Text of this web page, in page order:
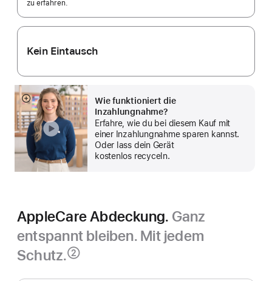
zu erfahren.
Kein Eintausch
Wie funktioniert die
Inzahlungnahme?
Erfahre, wie du bei diesem Kauf mit
einer Inzahlungnahme sparen kannst.
Oder lass dein Gerät
kostenlos recyceln.
Mehr
anzeigen
AppleCare Abdeckung. Ganz
entspannt bleiben. Mit jedem
Schutz.②